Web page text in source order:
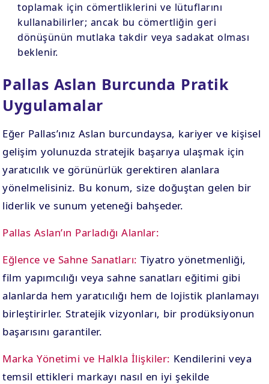
toplamak için cömertliklerini ve lütuflarını
kullanabilirler; ancak bu cömertliğin geri
dönüşünün mutlaka takdir veya sadakat olması
beklenir.
Pallas Aslan Burcunda Pratik
Uygulamalar
Eğer Pallas’ınız Aslan burcundaysa, kariyer ve kişisel
gelişim yolunuzda stratejik başarıya ulaşmak için
yaratıcılık ve görünürlük gerektiren alanlara
yönelmelisiniz. Bu konum, size doğuştan gelen bir
liderlik ve sunum yeteneği bahşeder.
Pallas Aslan’ın Parladığı Alanlar:
Eğlence ve Sahne Sanatları: Tiyatro yönetmenliği,
film yapımcılığı veya sahne sanatları eğitimi gibi
alanlarda hem yaratıcılığı hem de lojistik planlamayı
birleştirirler. Stratejik vizyonları, bir prodüksiyonun
başarısını garantiler.
Marka Yönetimi ve Halkla İlişkiler: Kendilerini veya
temsil ettikleri markayı nasıl en iyi şekilde